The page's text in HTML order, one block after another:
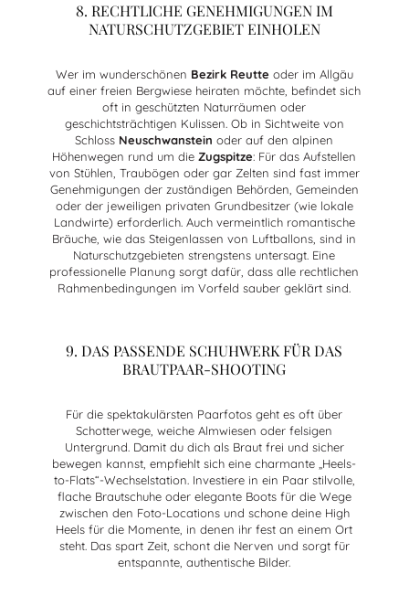
8. RECHTLICHE GENEHMIGUNGEN IM
NATURSCHUTZGEBIET EINHOLEN
Wer im wunderschönen Bezirk Reutte oder im Allgäu
auf einer freien Bergwiese heiraten möchte, befindet sich
oft in geschützten Naturräumen oder
geschichtsträchtigen Kulissen. Ob in Sichtweite von
Schloss Neuschwanstein oder auf den alpinen
Höhenwegen rund um dieZugspitze: Für das Aufstellen
von Stühlen, Traubögen oder gar Zelten sind fast immer
Genehmigungen der zuständigen Behörden, Gemeinden
oder der jeweiligen privaten Grundbesitzer (wie lokale
Landwirte) erforderlich. Auch vermeintlich romantische
Bräuche, wie das Steigenlassen von Luftballons, sind in
Naturschutzgebieten strengstens untersagt. Eine
professionelle Planung sorgt dafür, dass alle rechtlichen
Rahmenbedingungen im Vorfeld sauber geklärt sind.
9. DAS PASSENDE SCHUHWERK FÜR DAS
BRAUTPAAR-SHOOTING
Für die spektakulärsten Paarfotos geht es oft über
Schotterwege, weiche Almwiesen oder felsigen
Untergrund. Damit du dich als Braut frei und sicher
bewegen kannst, empfiehlt sich eine charmante „Heels-
to-Flats“-Wechselstation. Investiere in ein Paar stilvolle,
flache Brautschuhe oder elegante Boots für die Wege
zwischen den Foto-Locations und schone deine High
Heels für die Momente, in denen ihr fest an einem Ort
steht. Das spart Zeit, schont die Nerven und sorgt für
entspannte, authentische Bilder.